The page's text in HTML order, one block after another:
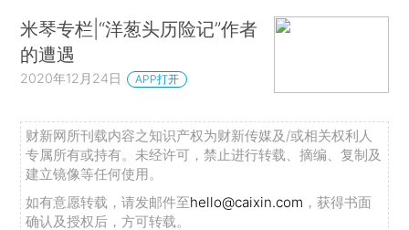
米琴专栏|“洋葱头历险记”作者
的遭遇
2020年12月24日 APP打开
财新网所刊载内容之知识产权为财新传媒及/或相关权利人
专属所有或持有。未经许可，禁止进行转载、摘编、复制及
建立镜像等任何使用。
如有意愿转载，请发邮件至hello@caixin.com ，获得书面
确认及授权后，方可转载。